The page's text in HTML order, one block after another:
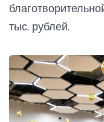
тыс. рублей.